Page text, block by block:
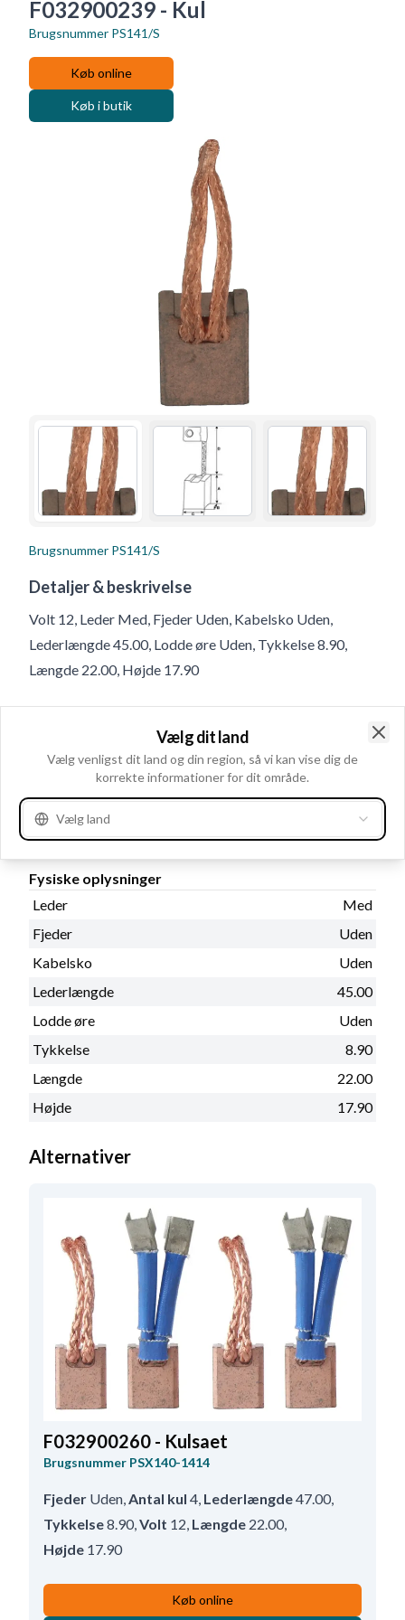
F032900239 - Kul
Brugsnummer PS141/S
Køb online
Køb i butik
Brugsnummer PS141/S
Detaljer & beskrivelse
Volt 12, Leder Med, Fjeder Uden, Kabelsko Uden,
Lederlængde 45.00, Lodde øre Uden, Tykkelse 8.90,
Længde 22.00, Højde 17.90
Elektriske oplysninger
Volt
12
Fysiske oplysninger
Leder
Med
Fjeder
Uden
Kabelsko
Uden
Lederlængde
45.00
Lodde øre
Uden
Tykkelse
8.90
Længde
22.00
Højde
17.90
Alternativer
F032900260 - Kulsaet
Brugsnummer PSX140-1414
Fjeder Uden,Antal kul 4, Lederlængde47.00,
Tykkelse8.90,Volt 12, Længde 22.00,
Højde 17.90
Køb online
Vælg dit land
Vælg venligst dit land og din region, så vi kan vise dig de
korrekte informationer for dit område.
Vælg land